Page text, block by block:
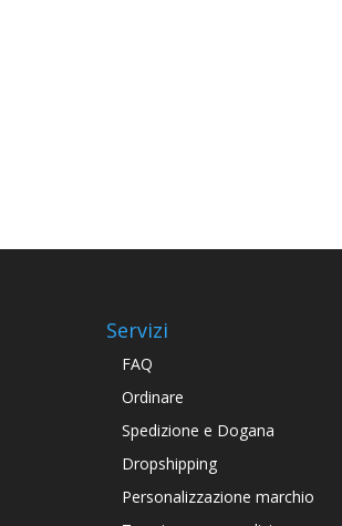
Servizi
FAQ
Ordinare
Spedizione e Dogana
Dropshipping
Personalizzazione marchio